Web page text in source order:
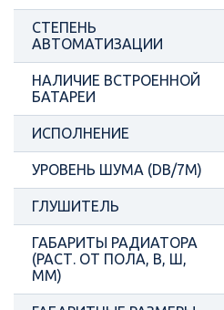
СТЕПЕНЬ
АВТОМАТИЗАЦИИ
НАЛИЧИЕ ВСТРОЕННОЙ
БАТАРЕИ
ИСПОЛНЕНИЕ
УРОВЕНЬ ШУМА (DB/7М)
ГЛУШИТЕЛЬ
ГАБАРИТЫ РАДИАТОРА
(РАСТ. ОТ ПОЛА, В, Ш,
ММ)